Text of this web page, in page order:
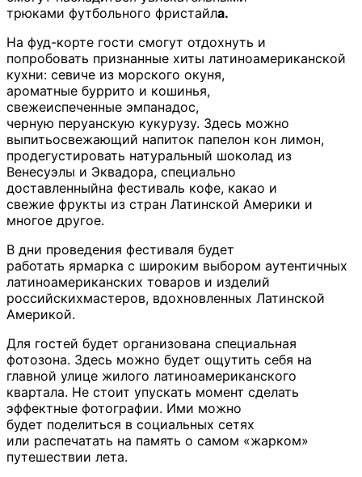
трюками футбольного фристайла.
На фуд-корте гости смогут отдохнуть и
попробовать признанные хиты латиноамериканской
кухни: севиче из морского окуня,
ароматные буррито и кошинья,
свежеиспеченные эмпанадос,
черную перуанскую кукурузу. Здесь можно
выпитьосвежающий напиток папелон кон лимон,
продегустировать натуральный шоколад из
Венесуэлы и Эквадора, специально
доставленныйна фестиваль кофе, какао и
свежие фрукты из стран Латинской Америки и
многое другое.
В дни проведения фестиваля будет
работать ярмарка с широким выбором аутентичных
латиноамериканских товаров и изделий
российскихмастеров, вдохновленных Латинской
Америкой.
Для гостей будет организована специальная
фотозона. Здесь можно будет ощутить себя на
главной улице жилого латиноамериканского
квартала. Не стоит упускать момент сделать
эффектные фотографии. Ими можно
будет поделиться в социальных сетях
или распечатать на память о самом «жарком»
путешествии лета.